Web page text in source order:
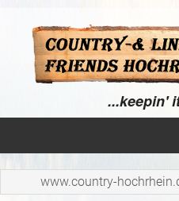
...keepin'
Home
www.country-